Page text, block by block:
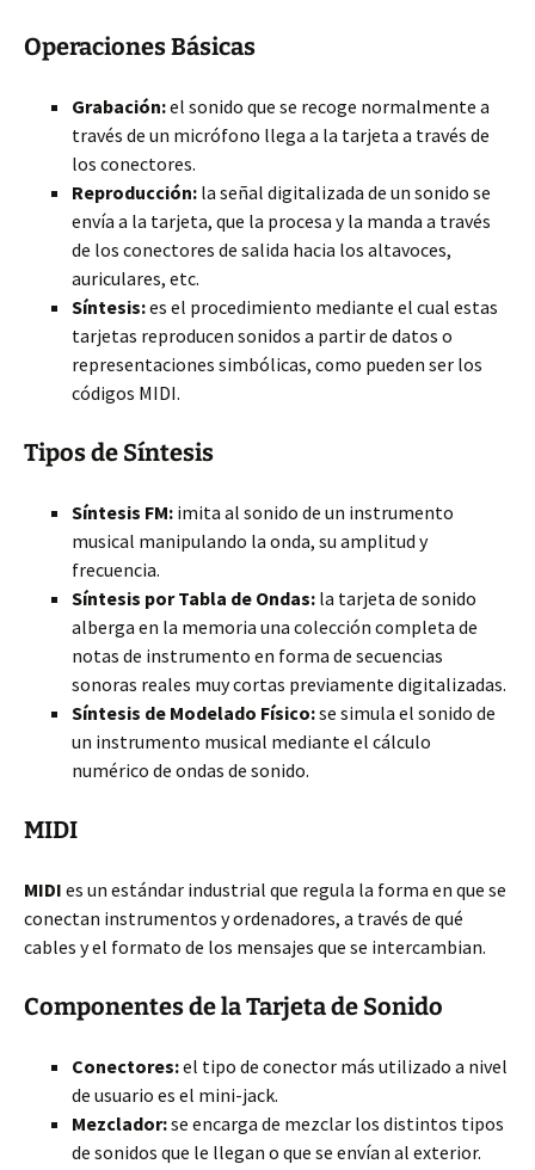
Operaciones Básicas
Grabación:el sonido que se recoge normalmente a
través de un micrófono llega a la tarjeta a través de
los conectores.
Reproducción: la señal digitalizada de un sonido se
envía a la tarjeta, que la procesa y la manda a través
de los conectores de salida hacia los altavoces,
auriculares, etc.
Síntesis:es el procedimiento mediante el cual estas
tarjetas reproducen sonidos a partir de datos o
representaciones simbólicas, como pueden ser los
códigos MIDI.
Tipos de Síntesis
Síntesis FM: imita al sonido de un instrumento
musical manipulando la onda, su amplitud y
frecuencia.
Síntesis por Tabla de Ondas: la tarjeta de sonido
alberga en la memoria una colección completa de
notas de instrumento en forma de secuencias
sonoras reales muy cortas previamente digitalizadas.
Síntesis de Modelado Físico:se simula el sonido de
un instrumento musical mediante el cálculo
numérico de ondas de sonido.
MIDI
MIDI es un estándar industrial que regula la forma en que se
conectan instrumentos y ordenadores, a través de qué
cables y el formato de los mensajes que se intercambian.
Componentes de la Tarjeta de Sonido
Conectores:el tipo de conector más utilizado a nivel
de usuario es el mini-jack.
Mezclador:se encarga de mezclar los distintos tipos
de sonidos que le llegan o que se envían al exterior.